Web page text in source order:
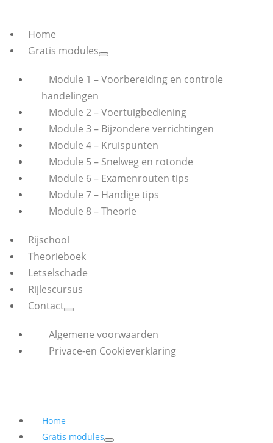
Home
Gratis modules
Module 1 – Voorbereiding en controle
handelingen
Module 2 – Voertuigbediening
Module 3 – Bijzondere verrichtingen
Module 4 – Kruispunten
Module 5 – Snelweg en rotonde
Module 6 – Examenrouten tips
Module 7 – Handige tips
Module 8 – Theorie
Rijschool
Theorieboek
Letselschade
Rijlescursus
Contact
Algemene voorwaarden
Privace-en Cookieverklaring
Home
Gratis modules